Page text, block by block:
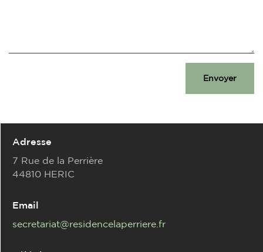
Envoyer
Adresse
7 Rue de la Perrière
44810 HERIC
Email
secretariat@residencelaperriere.fr